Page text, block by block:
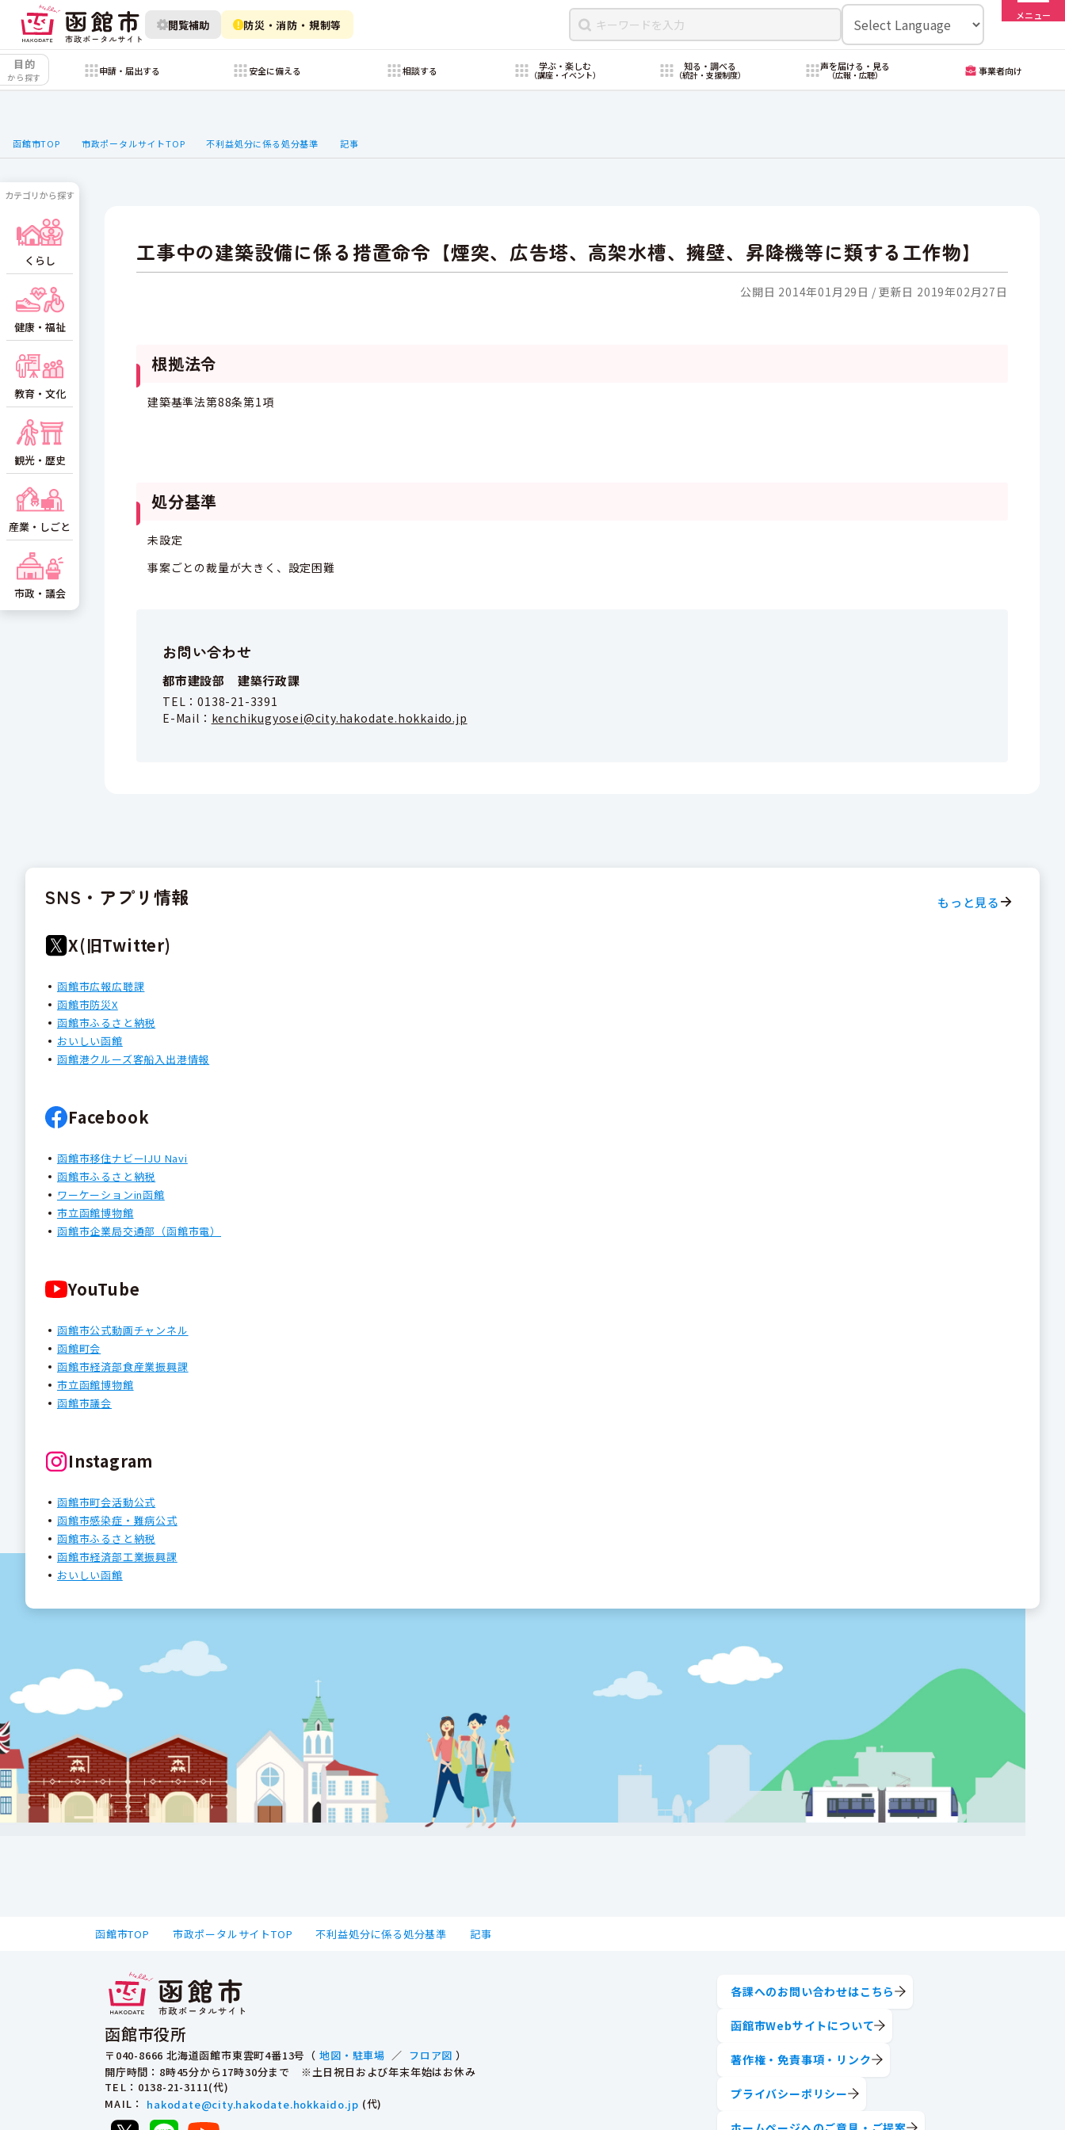
閲覧補助 防災・消防・規制等
メニュー
目的
から探す
申請・届出する 安全に備える 相談する 学ぶ・楽しむ
（講座・イベント）
知る・調べる
（統計・支援制度）
声を届ける・見る
（広報・広聴） 事業者向け
函館市TOP 市政ポータルサイトTOP 不利益処分に係る処分基準 記事
工事中の建築設備に係る措置命令【煙突、広告塔、高架水槽、擁壁、昇降機等に類する工作物】
公開日 2014年01月29日 更新日 2019年02月27日
根拠法令
建築基準法第88条第1項
処分基準
未設定
事案ごとの裁量が大きく、設定困難
お問い合わせ
都市建設部 建築行政課
TEL：0138-21-3391
E-Mail： kenchikugyosei@city.hakodate.hokkaido.jp
カテゴリから探す
くらし
健康・福祉
教育・文化
観光・歴史
産業・しごと
市政・議会
SNS・アプリ情報 もっと見る
X(旧Twitter)
函館市広報広聴課
函館市防災X
函館市ふるさと納税
おいしい函館
函館港クルーズ客船入出港情報
Facebook
函館市移住ナビーIJU Navi
函館市ふるさと納税
ワーケーションin函館
市立函館博物館
函館市企業局交通部（函館市電）
YouTube
函館市公式動画チャンネル
函館町会
函館市経済部食産業振興課
市立函館博物館
函館市議会
Instagram
函館市町会活動公式
函館市感染症・難病公式
函館市ふるさと納税
函館市経済部工業振興課
おいしい函館
函館市TOP 市政ポータルサイトTOP 不利益処分に係る処分基準 記事
函館市役所
〒040-8666 北海道函館市東雲町4番13号（ 地図・駐車場 ／ フロア図 ）
開庁時間：8時45分から17時30分まで ※土日祝日および年末年始はお休み
TEL ：0138-21-3111(代)
MAIL ： hakodate@city.hakodate.hokkaido.jp (代)
各課へのお問い合わせはこちら
函館市Webサイトについて
著作権・免責事項・リンク
プライバシーポリシー